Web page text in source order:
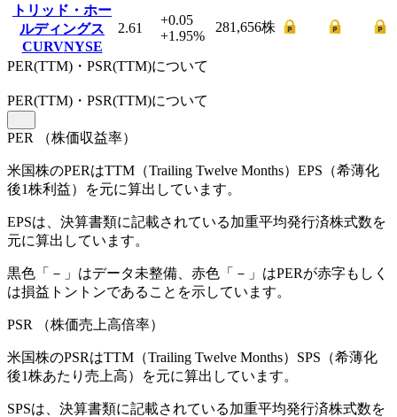
トリッド・ホー
ルディングス
CURVNYSE
2.61
+0.05
+1.95%
281,656株
PER(TTM)・PSR(TTM)について
PER(TTM) ・PSR(TTM)について
PER （株価収益率）
米国株のPERはTTM（Trailing Twelve Months）EPS（希薄化
後1株利益）を元に算出しています。
EPSは、決算書類に記載されている加重平均発行済株式数を
元に算出しています。
黒色「－」はデータ未整備、赤色「 － 」はPERが赤字もしく
は損益トントンであることを示しています。
PSR （株価売上高倍率）
米国株のPSRはTTM（Trailing Twelve Months）SPS（希薄化
後1株あたり売上高）を元に算出しています。
SPSは、決算書類に記載されている加重平均発行済株式数を